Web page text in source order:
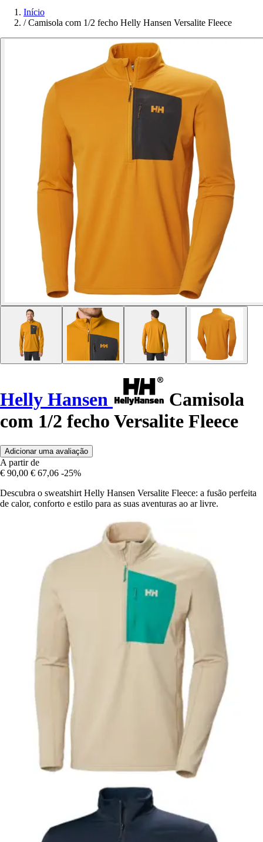
Início
/ Camisola com 1/2 fecho Helly Hansen Versalite Fleece
Helly Hansen
Camisola
com 1/2 fecho Versalite Fleece
Adicionar uma avaliação
A partir de
€ 90,00 € 67,06 -25%
Descubra o sweatshirt Helly Hansen Versalite Fleece: a fusão perfeita
de calor, conforto e estilo para as suas aventuras ao ar livre.